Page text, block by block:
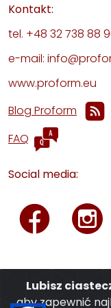
Kontakt:
tel. +48 32 738 88
e-mail:
www.proform.eu
Blog Proform
FAQ
Social media:
Lubisz
aby zapewnić